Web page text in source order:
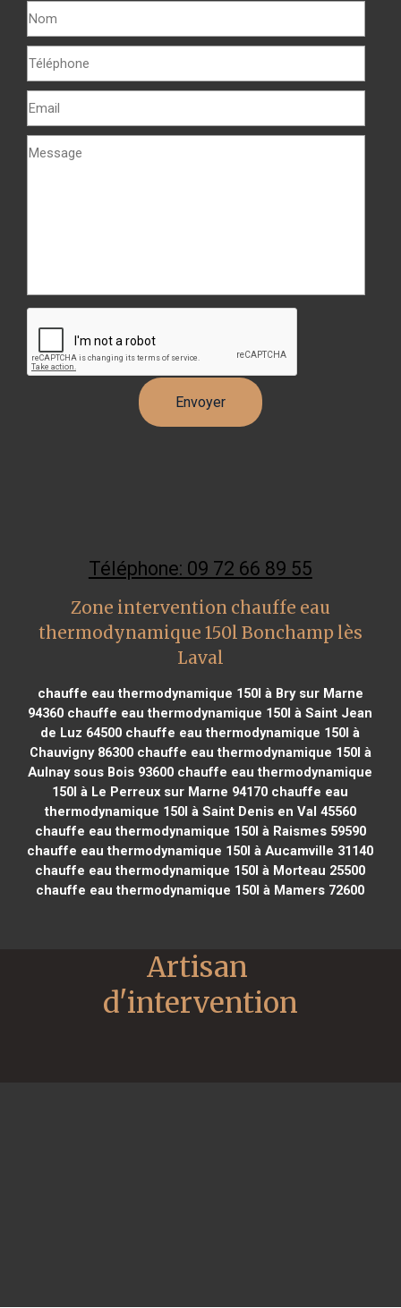
Téléphone: 09 72 66 89 55
Zone intervention chauffe eau
thermodynamique 150l Bonchamp lès
Laval
chauffe eau thermodynamique 150l à Bry sur Marne
94360 chauffe eau thermodynamique 150l à Saint Jean
de Luz 64500 chauffe eau thermodynamique 150l à
Chauvigny 86300chauffe eau thermodynamique 150l à
Aulnay sous Bois 93600 chauffe eau thermodynamique
150l à Le Perreux sur Marne 94170 chauffe eau
thermodynamique 150l à Saint Denis en Val 45560
chauffe eau thermodynamique 150l à Raismes 59590
chauffe eau thermodynamique 150l à Aucamville 31140
chauffe eau thermodynamique 150l à Morteau 25500
chauffe eau thermodynamique 150l à Mamers 72600
Artisan
d'intervention